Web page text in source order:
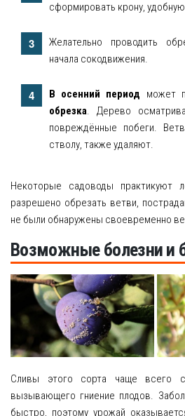
сформировать крону,
Желательно проводить
начала сокодвижения.
В осенний период может
обрезка. Дерево
повреждённые побеги.
стволу, также удаляют.
Некоторые садоводы практикуют
разрешено обрезать ветви,
не были обнаружены своевременно
Возможные болезни и
Сливы этого сорта чаще всего
вызывающего гниение плодов.
быстро, поэтому урожай